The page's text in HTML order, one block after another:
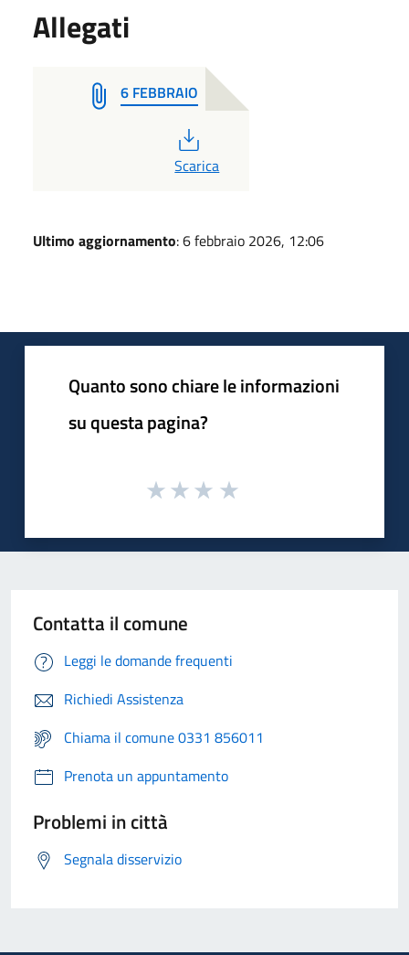
Allegati
6 FEBBRAIO
PDF
Scarica
Ultimo aggiornamento: 6 febbraio 2026, 12:06
Quanto sono chiare le informazioni
su questa pagina?
Contatta il comune
Leggi le domande frequenti
Richiedi Assistenza
Chiama il comune 0331 856011
Prenota un appuntamento
Problemi in città
Segnala disservizio